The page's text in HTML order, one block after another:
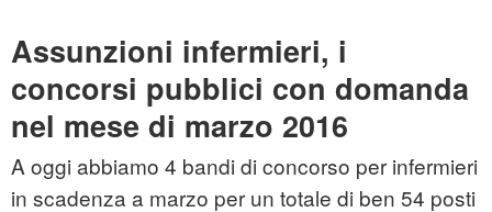
Assunzioni infermieri, i
concorsi pubblici con domanda
nel mese di marzo 2016
A oggi abbiamo 4 bandi di concorso per infermieri
in scadenza a marzo per un totale di ben 54 posti